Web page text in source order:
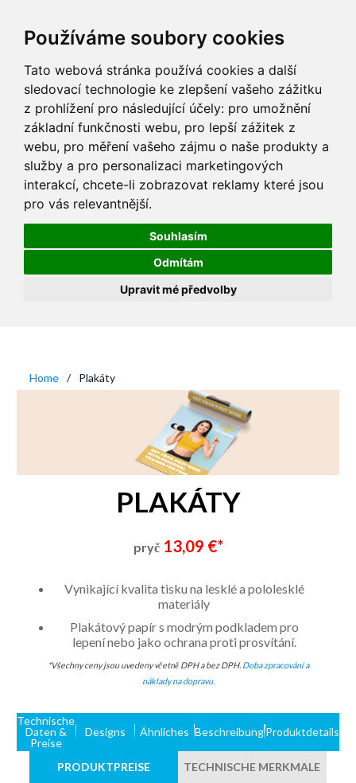
Používáme soubory cookies
Tato webová stránka používá cookies a další
sledovací technologie ke zlepšení vašeho zážitku
z prohlížení pro následující účely: pro umožnění
základní funkčnosti webu, pro lepší zážitek z
webu, pro měření vašeho zájmu o naše produkty a
služby a pro personalizaci marketingových
interakcí, chcete-li zobrazovat reklamy které jsou
pro vás relevantnější.
Souhlasím
Odmítám
Upravit mé předvolby
Home Plakáty
PLAKÁTY
pryč13,09 €*
Vynikající kvalita tisku na lesklé a pololesklé
materiály
Plakátový papír s modrým podkladem pro
lepení nebo jako ochrana proti prosvítání.
*Všechny ceny jsou uvedeny včetně DPH a bez DPH. Doba zpracování a
náklady na dopravu.
Technische
Daten &
Preise
Designs Ähnliches BeschreibungProduktdetails
PRODUKTPREISE TECHNISCHE MERKMALE